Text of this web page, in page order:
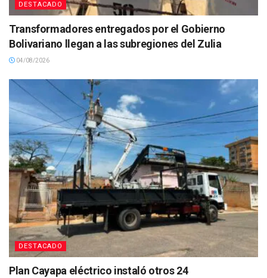
DESTACADO
Transformadores entregados por el Gobierno
Bolivariano llegan a las subregiones del Zulia
04/08/2026
DESTACADO
Plan Cayapa eléctrico instaló otros 24